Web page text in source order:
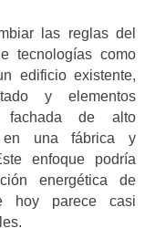
las reglas del
tecnologías como
edificio existente,
y elementos
fachada de alto
en una fábrica y
enfoque podría
energética de
hoy parece casi